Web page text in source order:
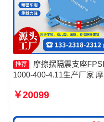
推荐
摩擦摆隔震支座
1000-400-4.11生产厂家
源头工厂 建筑摩擦隔震支
FPSII-1000-350-3.81
￥20099